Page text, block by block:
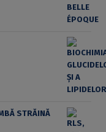
STRĂINĂ